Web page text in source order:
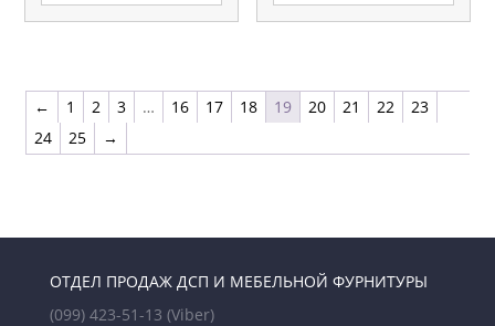
← 1 2 3 … 16 17 18 19 20 21 22
23
24
25 →
ОТДЕЛ ПРОДАЖ ДСП И МЕБЕЛЬНОЙ ФУРНИТУРЫ
(099) 423-51-13 (Viber)